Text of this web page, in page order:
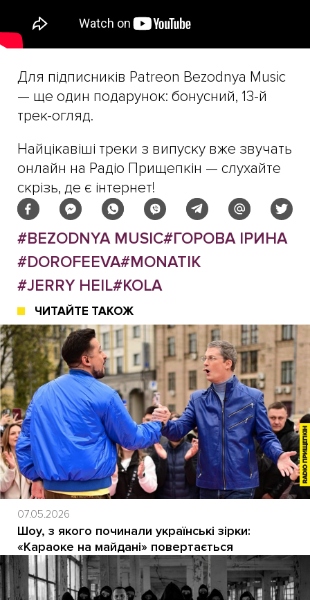
Для підписників Patreon Bezodnya Music
— ще один подарунок: бонусний, 13-й
трек-огляд.
Найцікавіші треки з випуску вже звучать
онлайн на Радіо Прищепкін — слухайте
скрізь, де є інтернет!
#BEZODNYA MUSIC#ГОРОВА ІРИНА
#DOROFEEVA#MONATIK
#JERRY HEIL#KOLA
ЧИТАЙТЕ ТАКОЖ
07.05.2026
Шоу, з якого починали українські зірки:
«Караоке на майдані» повертається